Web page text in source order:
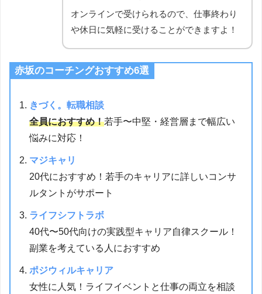
オンラインで受けられるので、仕事終わり
や休日に気軽に受けることができますよ！
赤坂のコーチングおすすめ6選
きづく。転職相談
全員におすすめ！若手〜中堅・経営層まで幅広い
悩みに対応！
マジキャリ
20代におすすめ！若手のキャリアに詳しいコンサ
ルタントがサポート
ライフシフトラボ
40代〜50代向けの実践型キャリア自律スクール！
副業を考えている人におすすめ
ポジウィルキャリア
女性に人気！ライフイベントと仕事の両立を相談